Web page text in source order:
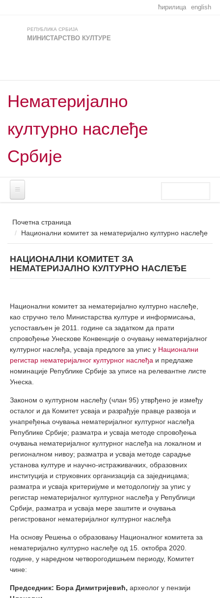
ћирилица english
РЕПУБЛИКА СРБИЈА
МИНИСТАРСТВО КУЛТУРЕ
Нематеријално
културно наслеђе
Србије
Почетна страница
Национални комитет за нематеријално културно наслеђе
НАЦИОНАЛНИ КОМИТЕТ ЗА
НЕМАТЕРИЈАЛНО КУЛТУРНО НАСЛЕЂЕ
Национални комитет за нематеријално културно наслеђе,
као стручно тело Министарства културе и информисања,
успостављен је 2011. године са задатком да прати
спровођење Унескове Конвенције о очувању нематеријалног
културног наслеђа, усваја предлоге за упис у Национални
регистар нематеријалног културног наслеђа и предлаже
номинације Републике Србије за уписе на релевантне листе
Унеска.
Законом о културном наслеђу (члан 95) утврђено је између
осталог и да Комитет усваја и разрађује правце развоја и
унапређења очувања нематеријалног културног наслеђа
Републике Србије; разматра и усваја методе спровођења
очувања нематеријалног културног наслеђа на локалном и
регионалном нивоу; разматра и усваја методе сарадње
установа културе и научно-истраживачких, образовних
институција и струковних организација са заједницама;
разматра и усваја критеријуме и методологију за упис у
регистар нематеријалног културног наслеђа у Републици
Србији, разматра и усваја мере заштите и очувања
регистрованог нематеријалног културног наслеђа
На основу Решења о образовању Националног комитета за
нематеријално културно наслеђе од 15. октобра 2020.
године, у наредном четворогодишњем периоду, Комитет
чине:
Председник: Бора Димитријевић, археолог у пензији